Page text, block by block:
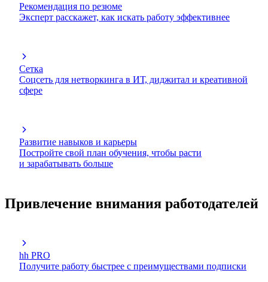
Рекомендация по резюме
Эксперт расскажет, как искать работу эффективнее
Сетка
Соцсеть для нетворкинга в ИТ, диджитал и креативной
сфере
Развитие навыков и карьеры
Постройте свой план обучения, чтобы расти
и зарабатывать больше
Привлечение внимания работодателей
hh PRO
Получите работу быстрее с преимуществами подписки